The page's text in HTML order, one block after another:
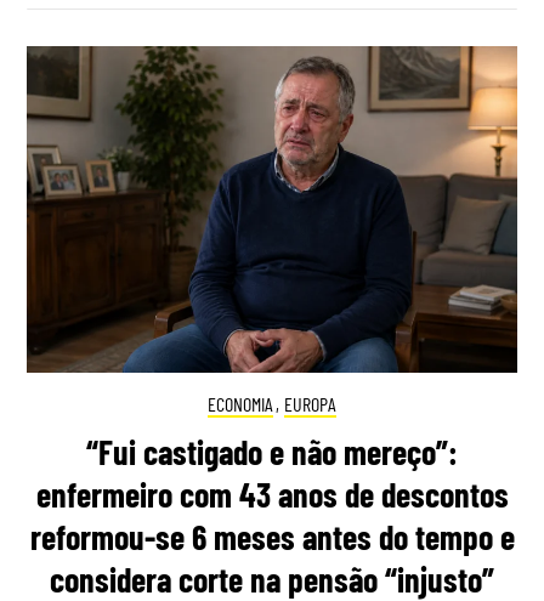
ECONOMIA , EUROPA
“Fui castigado e não mereço”:
enfermeiro com 43 anos de descontos
reformou-se 6 meses antes do tempo e
considera corte na pensão “injusto”